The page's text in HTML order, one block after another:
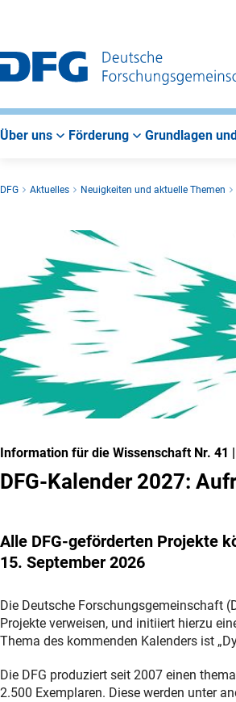
Über uns Förderung Grundlagen
DFG Aktuelles Neuigkeiten und aktuelle Themen
Information für die Wissenschaft Nr. 41
DFG-Kalender 2027:
Alle DFG-geförderten Projekte
15. September 2026
Die Deutsche Forschungsgemeinschaft
Projekte verweisen, und initiiert hierzu
Thema des kommenden Kalenders ist
Die DFG produziert seit 2007 einen
2.500 Exemplaren. Diese werden unter